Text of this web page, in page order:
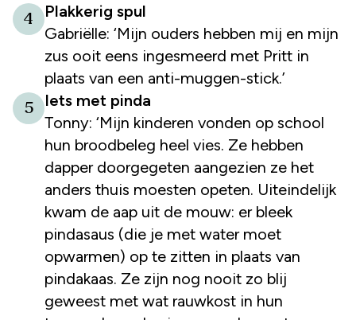
4
Plakkerig spul
Gabriëlle: ‘Mijn ouders hebben mij en mijn
zus ooit eens ingesmeerd met Pritt in
plaats van een anti-muggen-stick.’
5
Iets met pinda
Tonny: ‘Mijn kinderen vonden op school
hun broodbeleg heel vies. Ze hebben
dapper doorgegeten aangezien ze het
anders thuis moesten opeten. Uiteindelijk
kwam de aap uit de mouw: er bleek
pindasaus (die je met water moet
opwarmen) op te zitten in plaats van
pindakaas. Ze zijn nog nooit zo blij
geweest met wat rauwkost in hun